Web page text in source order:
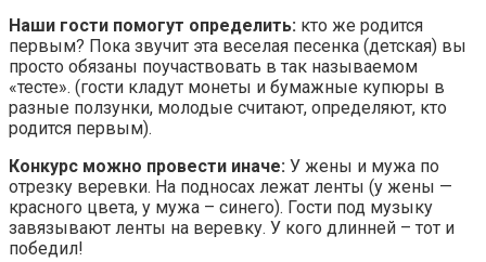
Наши гости помогут определить: кто же родится
первым? Пока звучит эта веселая песенка (детская) вы
просто обязаны поучаствовать в так называемом
«тесте». (гости кладут монеты и бумажные купюры в
разные ползунки, молодые считают, определяют, кто
родится первым).
Конкурс можно провести иначе: У жены и мужа по
отрезку веревки. На подносах лежат ленты (у жены —
красного цвета, у мужа – синего). Гости под музыку
завязывают ленты на веревку. У кого длинней – тот и
победил!